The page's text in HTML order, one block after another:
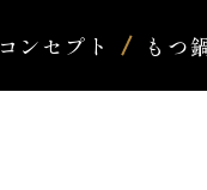
コンセプト もつ